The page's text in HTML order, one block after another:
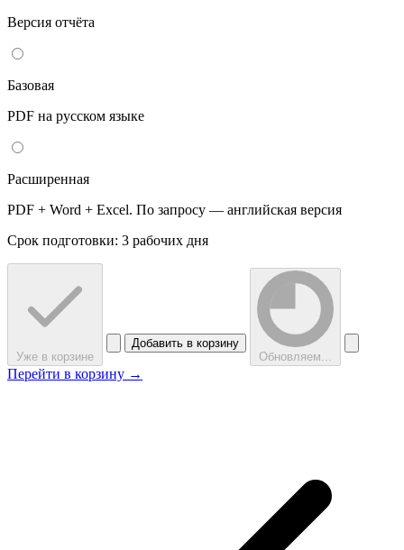
Версия отчёта
Базовая
PDF на русском языке
Расширенная
PDF + Word + Excel. По запросу — английская версия
Срок подготовки: 3 рабочих дня
Уже в корзине
Добавить в корзину
Обновляем...
Перейти в корзину →